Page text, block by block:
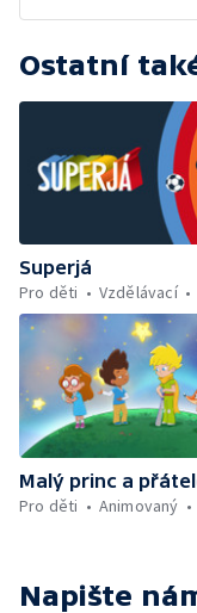
Ostatní
Superjá
Pro děti
Vzdělávací
Malý princ a
Pro děti
Animovaný
Napište